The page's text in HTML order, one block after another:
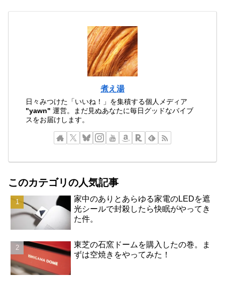
煮え湯
日々みつけた「いいね！」を集積する個人メディア
"yawn" 運営。まだ見ぬあなたに毎日グッドなバイブ
スをお届けします。
このカテゴリの人気記事
家中のありとあらゆる家電のLEDを遮
光シールで封殺したら快眠がやってき
た件。
東芝の石窯ドームを購入したの巻。ま
ずは空焼きをやってみた！